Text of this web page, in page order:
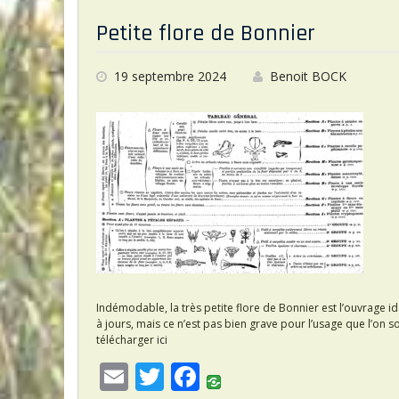
l er b
o
o
k
Petite flore de Bonnier
19 septembre 2024 Benoit BOCK
Indémodable, la très petite flore de Bonnier est l’ouvrage
à jours, mais ce n’est pas bien grave pour l’usage que
télécharger ici
E T F